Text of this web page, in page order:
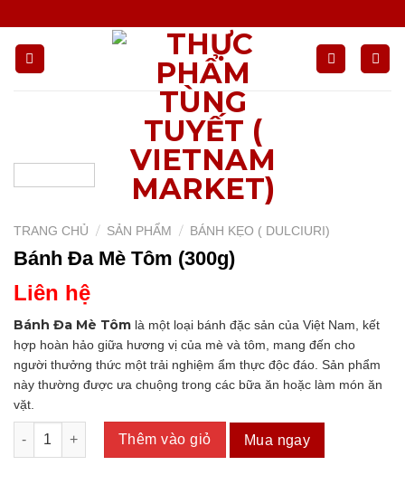
dung
TRANG CHỦ / SẢN PHẨM / BÁNH KẸO ( DULCIURI)
Bánh Đa Mè Tôm (300g)
Liên hệ
Bánh Đa Mè Tôm là một loại bánh đặc sản của Việt Nam, kết
hợp hoàn hảo giữa hương vị của mè và tôm, mang đến cho
người thưởng thức một trải nghiệm ẩm thực độc đáo. Sản phẩm
này thường được ưa chuộng trong các bữa ăn hoặc làm món ăn
vặt.
Bánh Đa Mè Tôm (300g) số lượng
Thêm vào giỏ Mua ngay